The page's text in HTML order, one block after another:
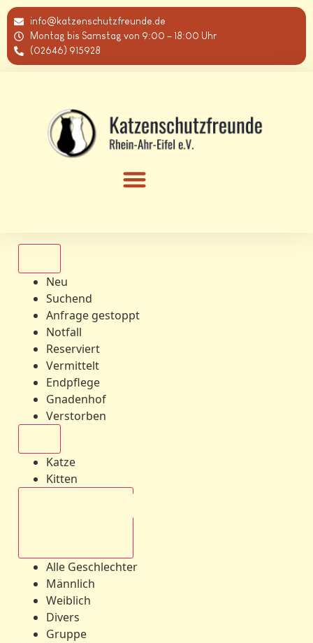
info@katzenschutzfreunde.de
Montag bis Samstag von 9:00 – 18:00 Uhr
(02646) 915928
Neu
Suchend
Anfrage gestoppt
Notfall
Reserviert
Vermittelt
Endpflege
Gnadenhof
Verstorben
Katze
Kitten
Alle Geschlechter
Männlich
Weiblich
Divers
Gruppe